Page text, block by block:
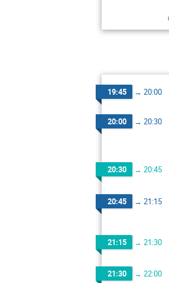
19:45 → 20:00
20:00 → 20:30
20:30 → 20:45
20:45 → 21:15
21:15 → 21:30
21:30 → 22:00